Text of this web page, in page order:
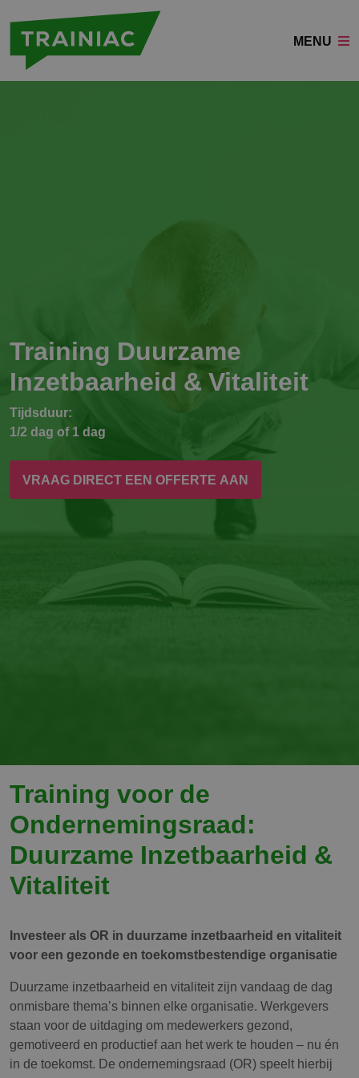
MENU
Training Duurzame
Inzetbaarheid & Vitaliteit
Tijdsduur:
1/2 dag of 1 dag
VRAAG DIRECT EEN OFFERTE AAN
Training voor de
Ondernemingsraad:
Duurzame Inzetbaarheid &
Vitaliteit
Investeer als OR in duurzame inzetbaarheid en vitaliteit
voor een gezonde en toekomstbestendige organisatie
Duurzame inzetbaarheid en vitaliteit zijn vandaag de dag
onmisbare thema’s binnen elke organisatie. Werkgevers
staan voor de uitdaging om medewerkers gezond,
gemotiveerd en productief aan het werk te houden – nu én
in de toekomst. De ondernemingsraad (OR) speelt hierbij